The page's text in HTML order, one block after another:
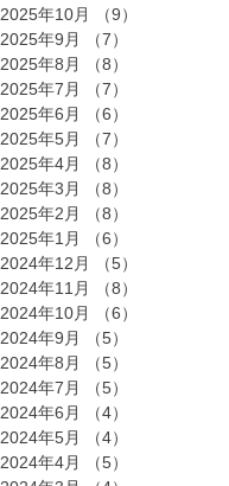
2025年10月
（9）
2025年9月
（7）
2025年8月
（8）
2025年7月
（7）
2025年6月
（6）
2025年5月
（7）
2025年4月
（8）
2025年3月
（8）
2025年2月
（8）
2025年1月
（6）
2024年12月
（5）
2024年11月
（8）
2024年10月
（6）
2024年9月
（5）
2024年8月
（5）
2024年7月
（5）
2024年6月
（4）
2024年5月
（4）
2024年4月
（5）